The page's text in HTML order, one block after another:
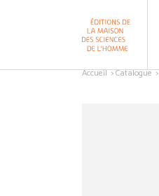
Accueil Catalogue